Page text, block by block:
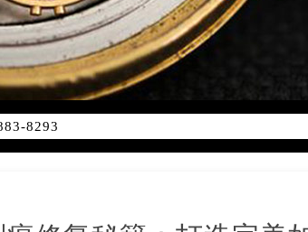
室（需提前预约）